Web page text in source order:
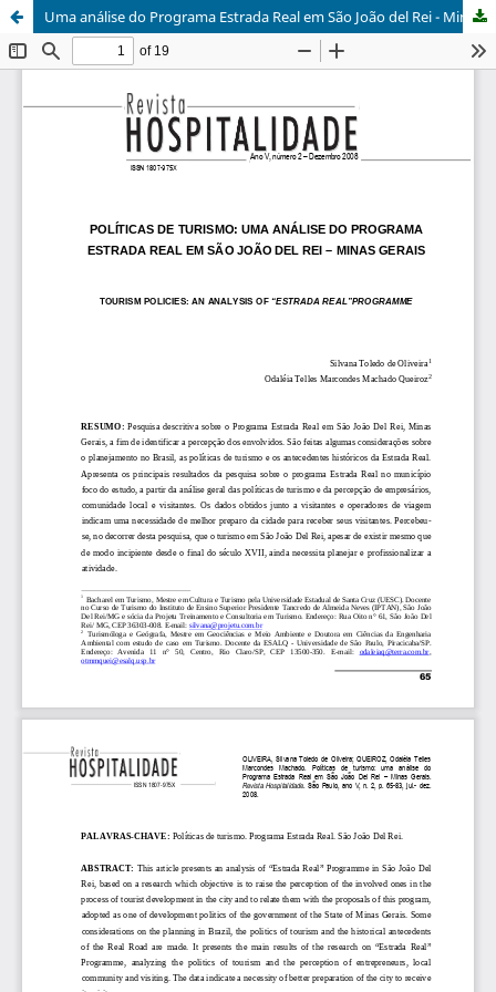
Uma análise do Programa Estrada Real em São João del Rei - Minas Gerais